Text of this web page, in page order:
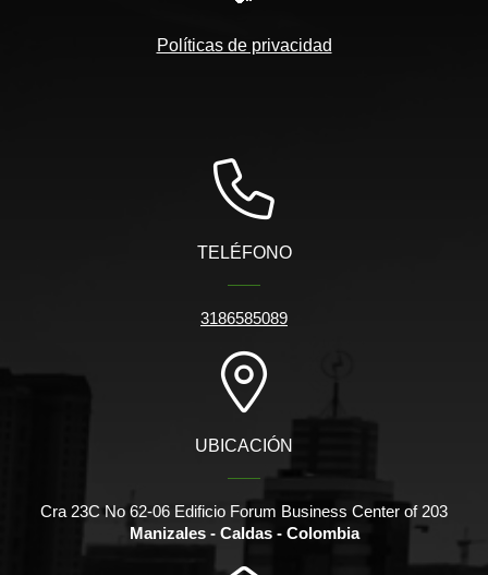
Políticas de privacidad
TELÉFONO
3186585089
UBICACIÓN
Cra 23C No 62-06 Edificio Forum Business Center of 203
Manizales - Caldas - Colombia